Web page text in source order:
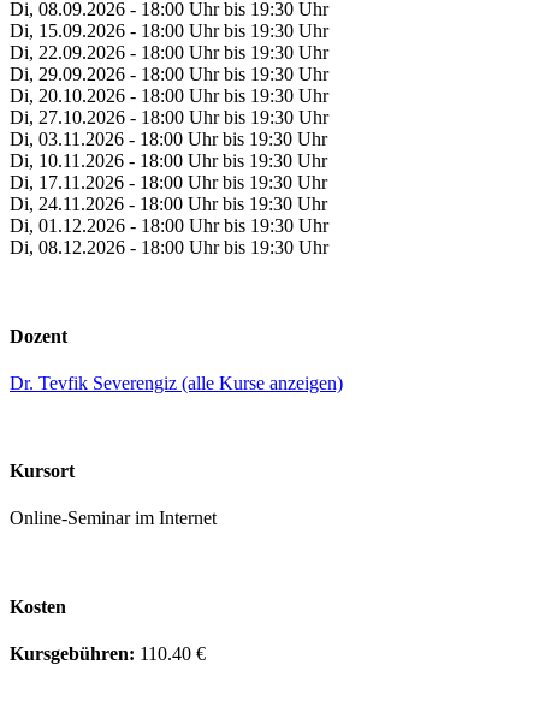
Di, 08.09.2026 - 18:00 Uhr bis 19:30 Uhr
Di, 15.09.2026 - 18:00 Uhr bis 19:30 Uhr
Di, 22.09.2026 - 18:00 Uhr bis 19:30 Uhr
Di, 29.09.2026 - 18:00 Uhr bis 19:30 Uhr
Di, 20.10.2026 - 18:00 Uhr bis 19:30 Uhr
Di, 27.10.2026 - 18:00 Uhr bis 19:30 Uhr
Di, 03.11.2026 - 18:00 Uhr bis 19:30 Uhr
Di, 10.11.2026 - 18:00 Uhr bis 19:30 Uhr
Di, 17.11.2026 - 18:00 Uhr bis 19:30 Uhr
Di, 24.11.2026 - 18:00 Uhr bis 19:30 Uhr
Di, 01.12.2026 - 18:00 Uhr bis 19:30 Uhr
Di, 08.12.2026 - 18:00 Uhr bis 19:30 Uhr
Dozent
Dr. Tevfik Severengiz (alle Kurse anzeigen)
Kursort
Online-Seminar im Internet
Kosten
Kursgebühren: 110.40 €